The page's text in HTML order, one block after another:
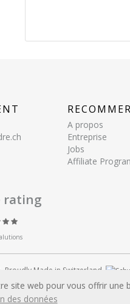
site web pour vous offrir une
des données
rating
A propos
Entreprise
Jobs
Affiliate
Proudly Made in Switzerland.
de produits publiées sur
déposées de leurs propriétaires